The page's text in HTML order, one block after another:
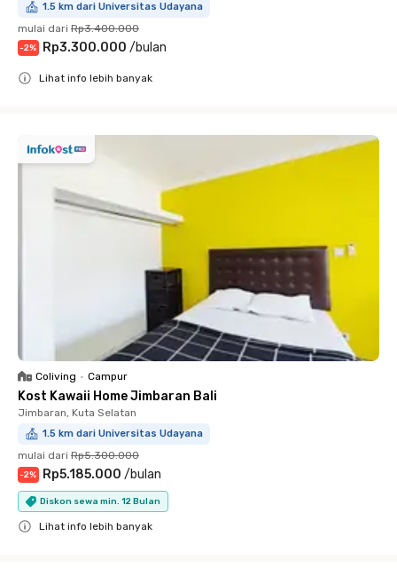
1.5 km dari Universitas Udayana
mulai dari Rp3.400.000
-2% Rp3.300.000 /bulan
Lihat info lebih banyak
Coliving • Campur
Kost Kawaii Home Jimbaran Bali
Jimbaran, Kuta Selatan
1.5 km dari Universitas Udayana
mulai dari Rp5.300.000
-2% Rp5.185.000 /bulan
Diskon sewa min. 12 Bulan
Lihat info lebih banyak